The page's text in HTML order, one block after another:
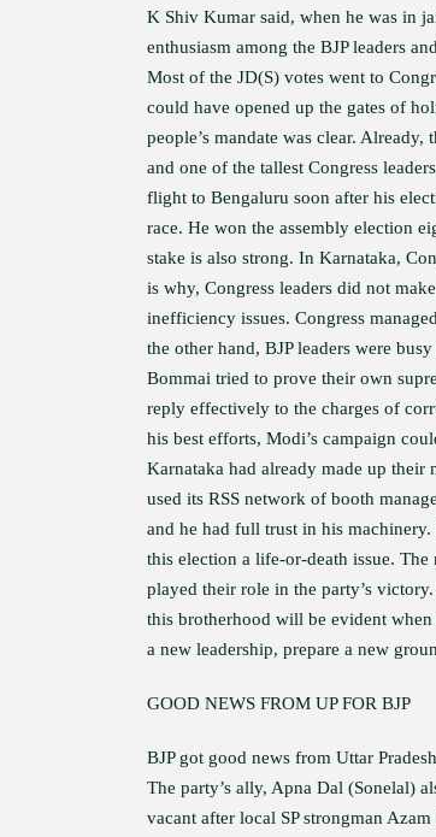
K Shiv Kumar said, when he was in
enthusiasm among the BJP leaders
Most of the JD(S) votes went to
could have opened up the gates of
people’s mandate was clear.
and one of the tallest Congress
flight to Bengaluru soon after his
race. He won the assembly election
stake is also strong. In Karnataka,
is why, Congress leaders did not
inefficiency issues. Congress
the other hand, BJP leaders were
Bommai tried to prove their own
reply effectively to the charges of
his best efforts, Modi’s campaign
Karnataka had already made up their
used its RSS network of booth
and he had full trust in his
this election a life-or-death issue.
played their role in the party’s
this brotherhood will be evident
a new leadership, prepare a new
GOOD NEWS FROM UP FOR BJP
BJP got good news from Uttar
The party’s ally, Apna Dal (Sonelal)
vacant after local SP strongman